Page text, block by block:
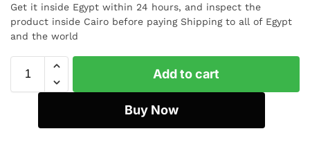
Get it inside Egypt within 24 hours, and inspect the
product inside Cairo before paying Shipping to all of Egypt
and the world
Add to cart
Buy Now